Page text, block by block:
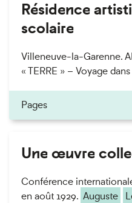
Résidence
scolaire
Villeneuve-la-Garenne.
« TERRE » – Voyage dans
Pages
Une œuvre
Conférence
en août 1929. Auguste